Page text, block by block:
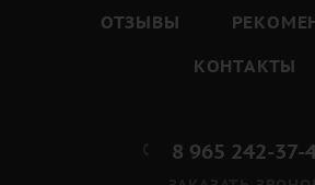
ОТЗЫВЫ
КОНТАКТЫ
8 965 242-37-